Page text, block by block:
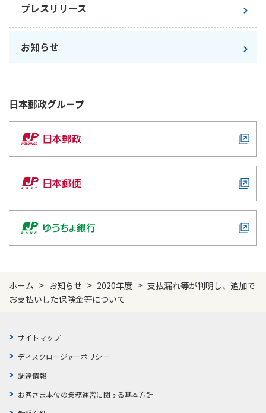
マイページでできること
お客さまに関する情報等の確認の取り組み
各種サービス・お知らせ
ご契約のしおり・約款（Web約款）
お問い合わせ
資料請求
保険かんたん診断
ご契約手続きの流れ
保険料のお払込方法
お問い合わせ
お問い合わせ先
保険
医療
お金
子育て
健康情報
かんぽアプリ～かんぽの健康と安心を手のひらに～
すこやか健康ラボ
ラジオ体操・みんなの体操
ラジオ体操ポータルサイト
ご挨拶
経営理念・経営戦略
会社概要
財務情報
日本郵政グループとしての取り組み
採用情報
CM・オウンドメディア／ソーシャルメディア
かんぽ生命のサステナビリティ
お客さまの声／お客さまサービス向上の取組み
サステナビリティ
株主・投資家のみなさまへ
プレスリリース
お知らせ
日本郵政グループ
ホーム > お知らせ > 2020年度 > ⽀払漏れ等が判明し、追加で
お⽀払いした保険⾦等について
サイトマップ
ディスクロージャーポリシー
調達情報
お客さま本位の業務運営に関する基本方針